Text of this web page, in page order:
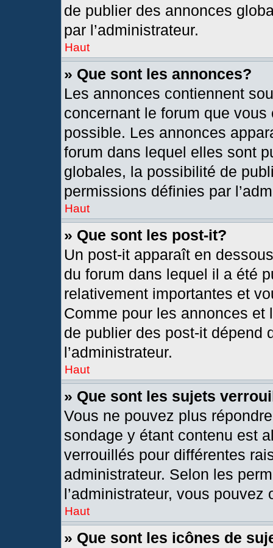
de publier des annonces
par l’administrateur.
Haut
» Que sont les annonces?
Les annonces contiennent
concernant le forum que
possible. Les annonces
forum dans lequel elles sont
globales, la possibilité de
permissions définies par
Haut
» Que sont les post-it?
Un post-it apparaît en
du forum dans lequel il a été
relativement importantes et
Comme pour les annonces
de publier des post-it dépend
l’administrateur.
Haut
» Que sont les sujets
Vous ne pouvez plus
sondage y étant contenu est
verrouillés pour différentes
administrateur. Selon les
l’administrateur, vous
Haut
» Que sont les icônes de